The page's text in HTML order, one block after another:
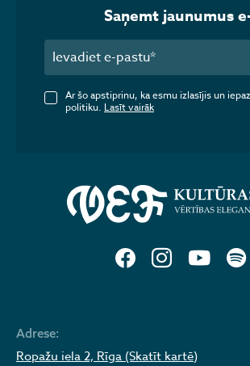
Adrese:
Ropažu iela 2, Rīga (Skatīt kartē)
Saņemt jaunumus
Ar šo apstiprinu, ka esmu izlasījis un
politiku. Lasīt vairāk